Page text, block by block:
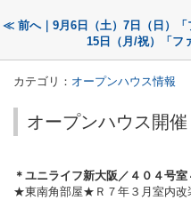
≪ 前へ｜9月6日（土）7日（日）「
15日（月/祝）「フ
カテゴリ： オープンハウス情報
オープンハウス開催
＊ユニライフ新大阪／４０４号室
★東南角部屋★Ｒ７年３月室内